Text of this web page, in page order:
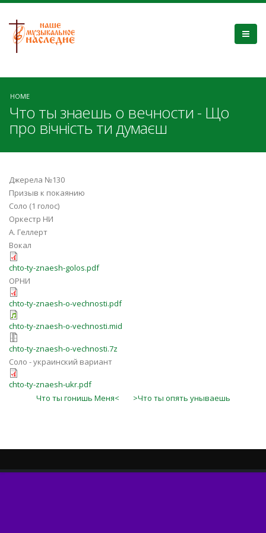
HOME
Что ты знаешь о вечности - Що
про вічність ти думаєш
Джерела №130
Призыв к покаянию
Соло (1 голос)
Оркестр НИ
А. Геллерт
Вокал
chto-ty-znaesh-golos.pdf
ОРНИ
chto-ty-znaesh-o-vechnosti.pdf
chto-ty-znaesh-o-vechnosti.mid
chto-ty-znaesh-o-vechnosti.7z
Соло - украинский вариант
chto-ty-znaesh-ukr.pdf
Что ты гонишь Меня<
>Что ты опять унываешь